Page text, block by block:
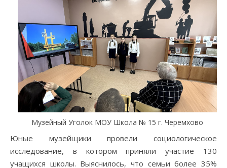
Музейный Уголок МОУ Школа № 15 г. Черемхово
Юные музейщики провели социологическое
исследование, в котором приняли участие 130
учащихся школы. Выяснилось, что семьи более 35%